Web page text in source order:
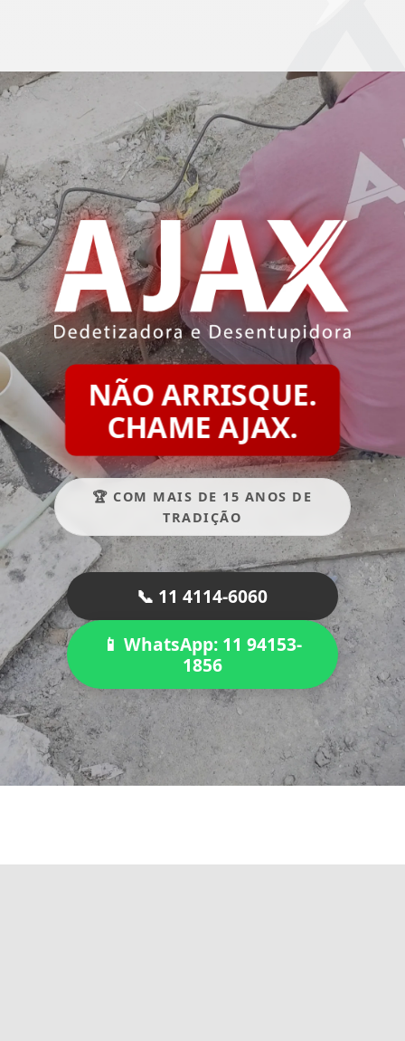
NÃO ARRISQUE.
CHAME AJAX.
🏆 COM MAIS DE 15 ANOS DE
TRADIÇÃO
📞 11 4114-6060
📱 WhatsApp: 11 94153-
1856